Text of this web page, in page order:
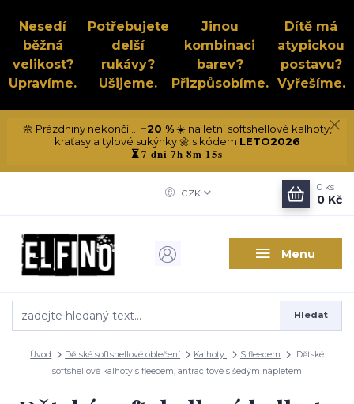
Nesedí
běžná
velikost?
Upravíme.
Potřebujete
delší
rukávy?
Ušijeme.
Jinou
kombinaci
barev?
Přizpůsobíme.
Dítě má
atypickou
postavu?
Vyřešíme.
🌼 Prázdniny nekončí ... −20 %☀️ na letní softshellové kalhoty,
kraťasy a tylové sukýnky 🌼 s kódem LETO2026
⏳7 dní 7h 8m 14s
Menu
CZK
Hledat
0 ks
0 Kč
Úvod Dětské softshellové oblečení Kalhoty S fleecem
Dětské
softshellové kalhoty s fleecem, antracitové s šedým nápletem